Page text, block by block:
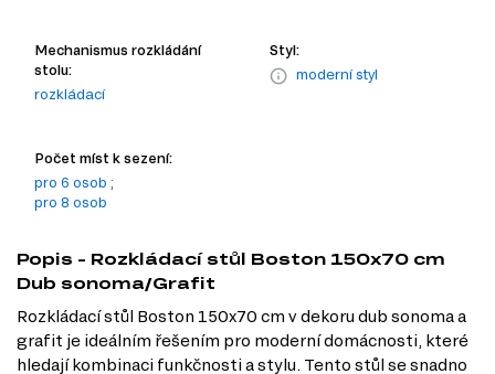
Mechanismus rozkládání
stolu:
rozkládací
Styl:
moderní styl
Počet míst k sezení:
pro 6 osob ;
pro 8 osob
Popis - Rozkládací stůl Boston 150x70 cm
Dub sonoma/Grafit
Rozkládací stůl Boston 150x70 cm v dekoru dub sonoma a
grafit je ideálním řešením pro moderní domácnosti, které
hledají kombinaci funkčnosti a stylu. Tento stůl se snadno